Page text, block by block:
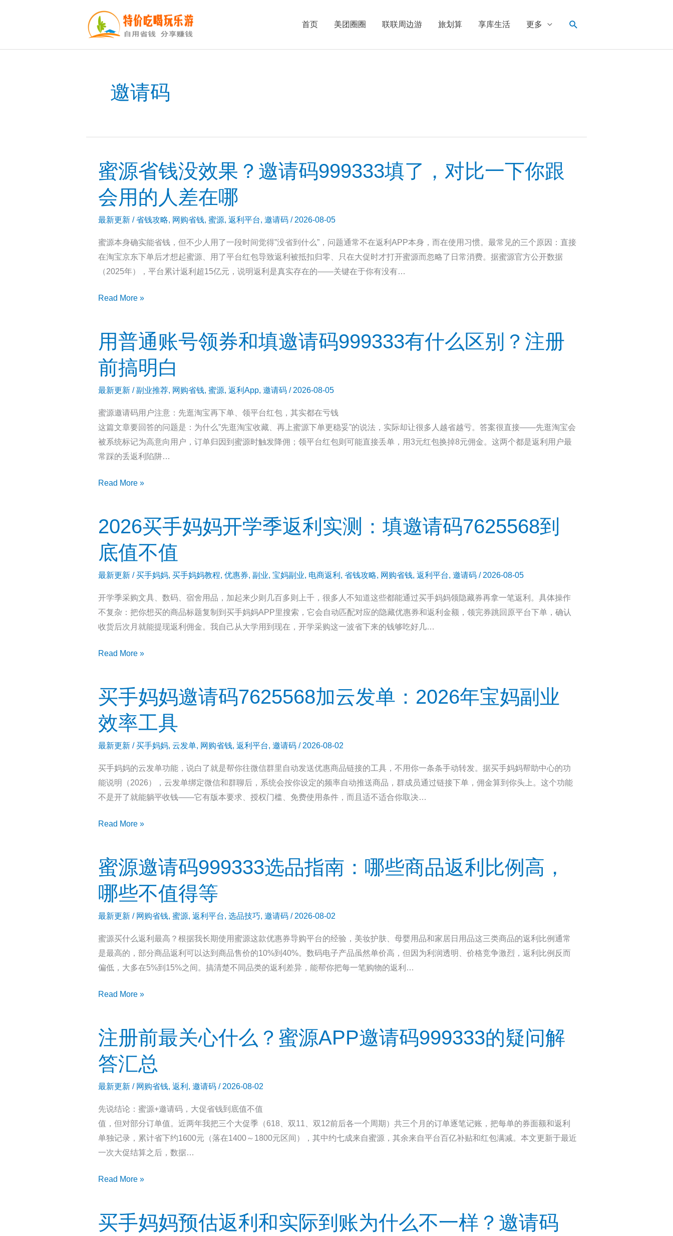
容
首页 美团圈圈 联联周边游 旅划算 享库生活 更多
搜
邀请码
蜜源省钱没效果？邀请码999333填了，对比一下你跟
会用的人差在哪
最新更新 /省钱攻略, 网购省钱, 蜜源, 返利平台, 邀请码 / 2026-08-05
蜜源本身确实能省钱，但不少人用了一段时间觉得”没省到什么”，问题通常不在返利APP本身，而在使用习惯。最常见的三个原因：直接
在淘宝京东下单后才想起蜜源、用了平台红包导致返利被抵扣归零、只在大促时才打开蜜源而忽略了日常消费。据蜜源官方公开数据
（2025年），平台累计返利超15亿元，说明返利是真实存在的——关键在于你有没有…
蜜
钱
效
果？
请
码
999333
填
对
下
你
跟
会
的
人
差
Read More »
用普通账号领券和填邀请码999333有什么区别？注册
前搞明白
最新更新 /副业推荐, 网购省钱, 蜜源, 返利App, 邀请码 / 2026-08-05
蜜源邀请码用户注意：先逛淘宝再下单、领平台红包，其实都在亏钱
这篇文章要回答的问题是：为什么”先逛淘宝收藏、再上蜜源下单更稳妥”的说法，实际却让很多人越省越亏。答案很直接——先逛淘宝会
被系统标记为高意向用户，订单归因到蜜源时触发降佣；领平台红包则可能直接丢单，用3元红包换掉8元佣金。这两个都是返利用户最
常踩的丢返利陷阱…
用
账
领
券
填
邀
请
999333
什
么
区
别？
注
前
搞
明
Read More »
2026买手妈妈开学季返利实测：填邀请码7625568到
底值不值
最新更新 /买手妈妈, 买手妈妈教程, 优惠券, 副业, 宝妈副业, 电商返利 , 省钱攻略, 网购省钱, 返利平台, 邀请码 / 2026-08-05
开学季采购文具、数码、宿舍用品，加起来少则几百多则上千，很多人不知道这些都能通过买手妈妈领隐藏券再拿一笔返利。具体操作
不复杂：把你想买的商品标题复制到买手妈妈APP里搜索，它会自动匹配对应的隐藏优惠券和返利金额，领完券跳回原平台下单，确认
收货后次月就能提现返利佣金。我自己从大学用到现在，开学采购这一波省下来的钱够吃好几…
2026
妈
开
学
返
利
实
填
码
7625568
到
底
不
值
Read More »
买手妈妈邀请码7625568加云发单：2026年宝妈副业
效率工具
最新更新 /买手妈妈, 云发单, 网购省钱, 返利平台, 邀请码 / 2026-08-02
买手妈妈的云发单功能，说白了就是帮你往微信群里自动发送优惠商品链接的工具，不用你一条条手动转发。据买手妈妈帮助中心的功
能说明（2026），云发单绑定微信和群聊后，系统会按你设定的频率自动推送商品，群成员通过链接下单，佣金算到你头上。这个功能
不是开了就能躺平收钱——它有版本要求、授权门槛、免费使用条件，而且适不适合你取决…
买
妈
请
码
加
云
发
2026
宝
妈
副
业
效
工
具
Read More »
蜜源邀请码999333选品指南：哪些商品返利比例高，
哪些不值得等
最新更新 / 网购省钱, 蜜源, 返利平台, 选品技巧, 邀请码 / 2026-08-02
蜜源买什么返利最高？根据我长期使用蜜源这款优惠券导购平台的经验，美妆护肤、母婴用品和家居日用品这三类商品的返利比例通常
是最高的，部分商品返利可以达到商品售价的10%到40%。数码电子产品虽然单价高，但因为利润透明、价格竞争激烈，返利比例反而
偏低，大多在5%到15%之间。搞清楚不同品类的返利差异，能帮你把每一笔购物的返利…
蜜
请
999333
选
指
南：
哪
些
品
利
比
Read More »
注册前最关心什么？蜜源APP邀请码999333的疑问解
答汇总
最新更新 / 网购省钱, 返利 , 邀请码 / 2026-08-02
先说结论：蜜源+邀请码，大促省钱到底值不值
值，但对部分订单值。近两年我把三个大促季（618、双11、双12前后各一个周期）共三个月的订单逐笔记账，把每单的券面额和返利
单独记录，累计省下约1600元（落在1400～1800元区间），其中约七成来自蜜源，其余来自平台百亿补贴和红包满减。本文更新于最近
一次大促结算之后，数据…
注
最
Read More »
买手妈妈预估返利和实际到账为什么不一样？邀请码